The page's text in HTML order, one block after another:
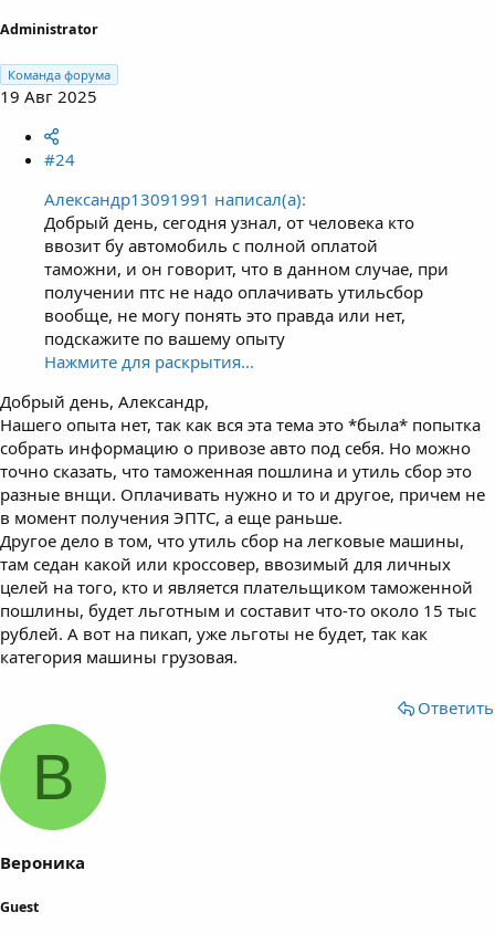
Administrator
Команда форума
19 Авг 2025
#24
Александр13091991 написал(а):
Добрый день, сегодня узнал, от человека кто
ввозит бу автомобиль с полной оплатой
таможни, и он говорит, что в данном случае, при
получении птс не надо оплачивать утильсбор
вообще, не могу понять это правда или нет,
подскажите по вашему опыту
Нажмите для раскрытия...
Добрый день, Александр,
Нашего опыта нет, так как вся эта тема это *была* попытка
собрать информацию о привозе авто под себя. Но можно
точно сказать, что таможенная пошлина и утиль сбор это
разные внщи. Оплачивать нужно и то и другое, причем не
в момент получения ЭПТС, а еще раньше.
Другое дело в том, что утиль сбор на легковые машины,
там седан какой или кроссовер, ввозимый для личных
целей на того, кто и является плательщиком таможенной
пошлины, будет льготным и составит что-то около 15 тыс
рублей. А вот на пикап, уже льготы не будет, так как
категория машины грузовая.
Ответить
В
Вероника
Guest